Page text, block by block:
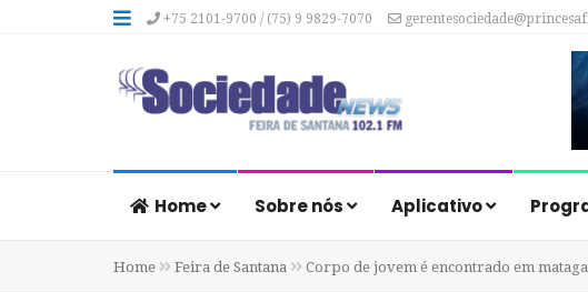
+75 2101-9700 / (75) 9 9829-7070
Home Sobre nós Aplicativo
Home Feira de Santana Corpo de jovem é encontrado em